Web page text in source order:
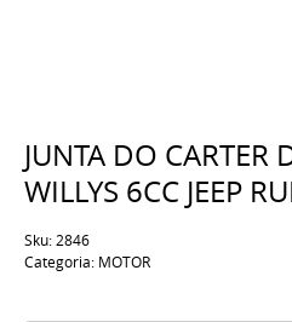
JUNTA DO CARTER
WILLYS 6CC JEEP
Sku:2846
Categoria: MOTOR